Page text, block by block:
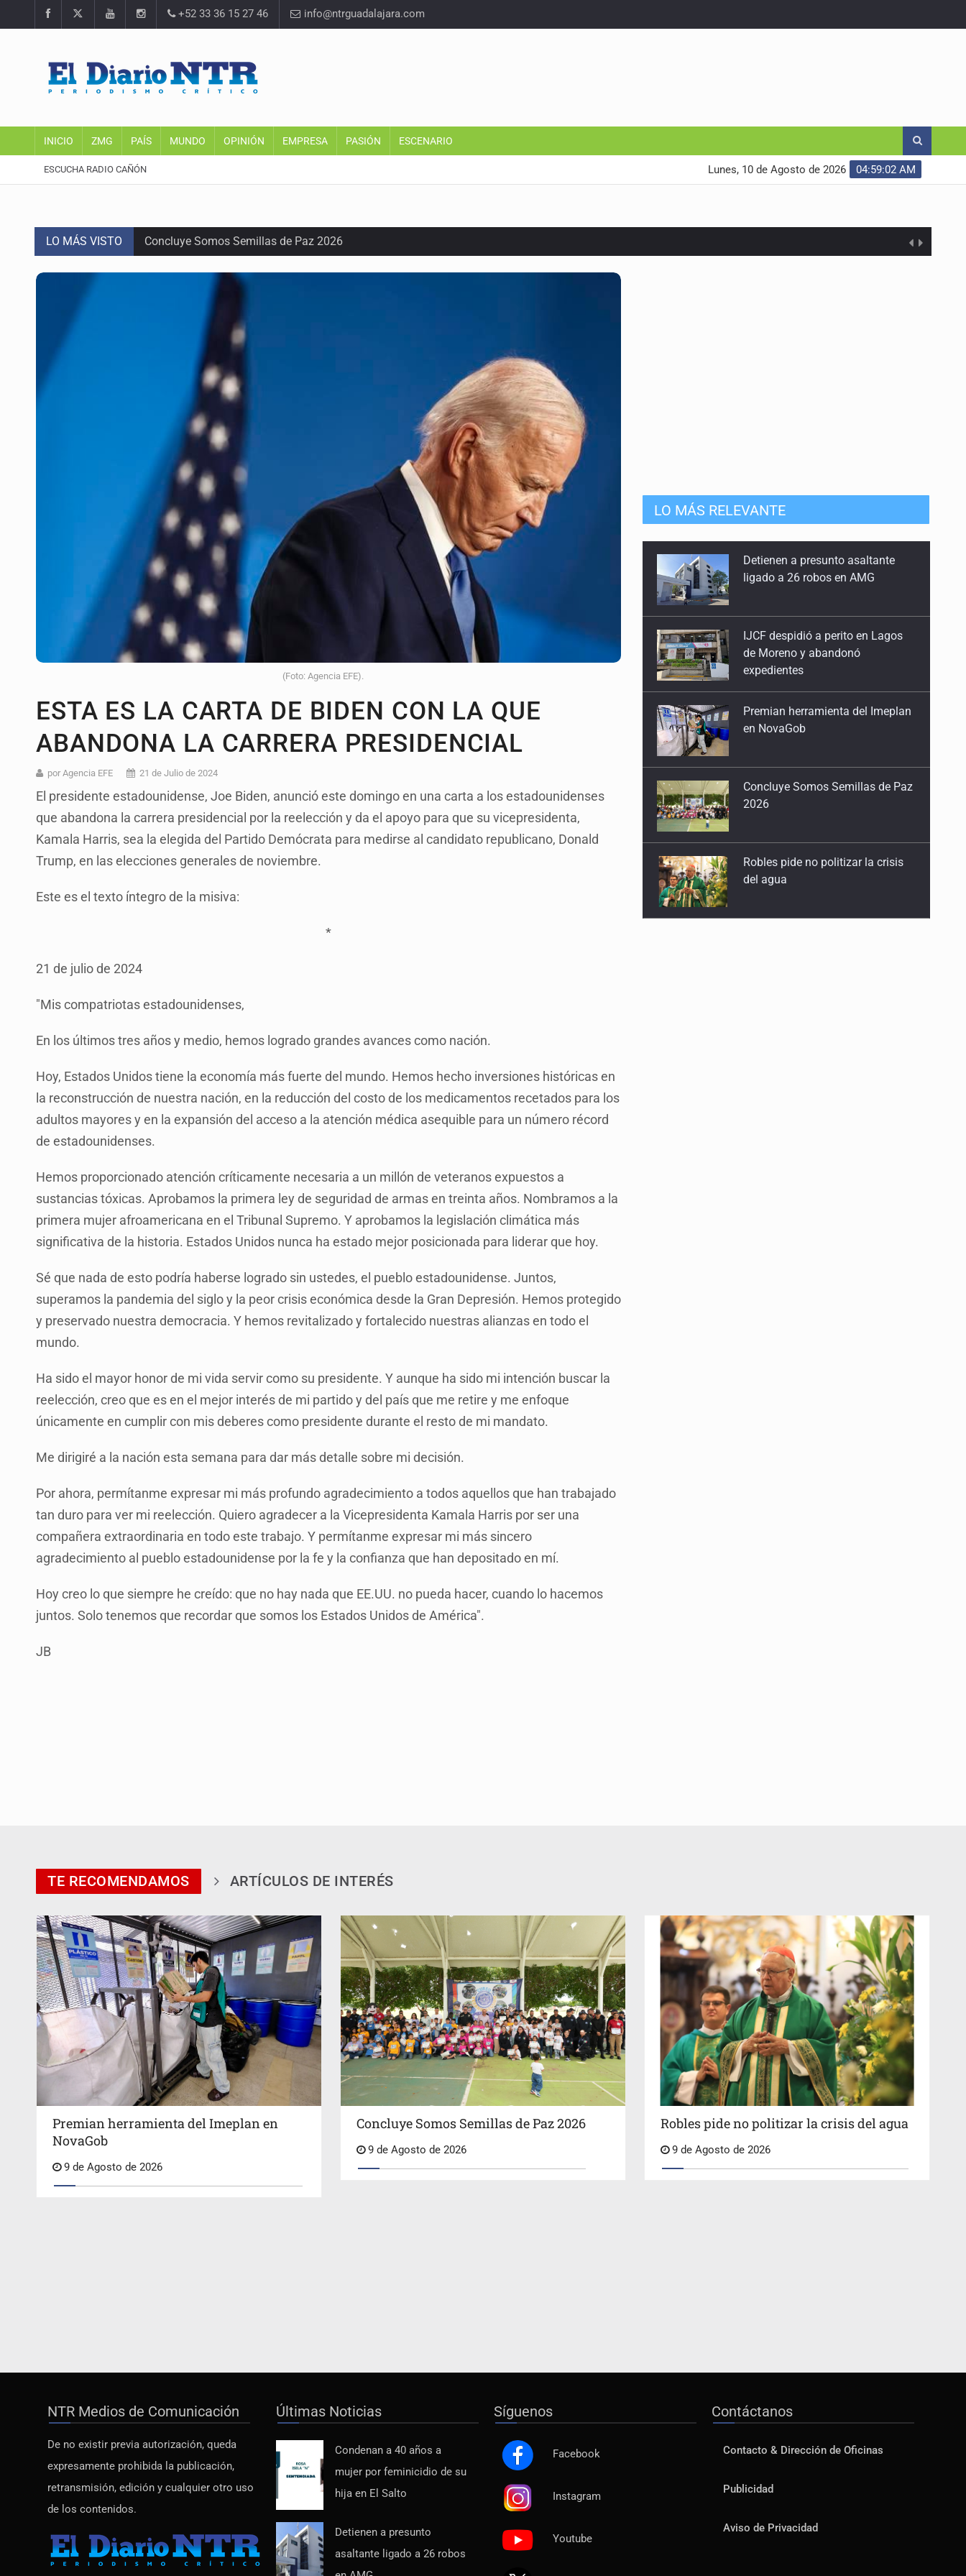
+52 33 36 15 27 46 info@ntrguadalajara.com
INICIO ZMG PAÍS MUNDO OPINIÓN EMPRESA PASIÓN ESCENARIO
ESCUCHA RADIO CAÑÓN 04:59:03 AM
Lunes, 10 de Agosto de 2026
LO MÁS VISTO Concluye Somos Semillas de Paz 2026
Robles pide no politizar la crisis del agua
IJCF despidió a perito en Lagos de Moreno y abandonó expedientes
México sub 20 es campeón tras derrotar 2-0 a Estados Unidos en el Azteca
Detienen a presunto asaltante ligado a 26 robos en AMG
Fallece Don Nelson, quíntuple campeón NBA, a los 86 años
Netanyahu rechaza plan de Trump para Gaza
Detienen a 28 personas y aseguran arsenal durante operativo en Mazatlán
Premian herramienta del Imeplan en NovaGob
(Foto: Agencia EFE).
ESTA ES LA CARTA DE BIDEN CON LA QUE
ABANDONA LA CARRERA PRESIDENCIAL
por Agencia EFE 21 de Julio de 2024
El presidente estadounidense, Joe Biden, anunció este domingo en una carta a los estadounidenses
que abandona la carrera presidencial por la reelección y da el apoyo para que su vicepresidenta,
Kamala Harris, sea la elegida del Partido Demócrata para medirse al candidato republicano, Donald
Trump, en las elecciones generales de noviembre.
Este es el texto íntegro de la misiva:
*
21 de julio de 2024
"Mis compatriotas estadounidenses,
En los últimos tres años y medio, hemos logrado grandes avances como nación.
Hoy, Estados Unidos tiene la economía más fuerte del mundo. Hemos hecho inversiones históricas en
la reconstrucción de nuestra nación, en la reducción del costo de los medicamentos recetados para los
adultos mayores y en la expansión del acceso a la atención médica asequible para un número récord
de estadounidenses.
Hemos proporcionado atención críticamente necesaria a un millón de veteranos expuestos a
sustancias tóxicas. Aprobamos la primera ley de seguridad de armas en treinta años. Nombramos a la
primera mujer afroamericana en el Tribunal Supremo. Y aprobamos la legislación climática más
significativa de la historia. Estados Unidos nunca ha estado mejor posicionada para liderar que hoy.
Sé que nada de esto podría haberse logrado sin ustedes, el pueblo estadounidense. Juntos,
superamos la pandemia del siglo y la peor crisis económica desde la Gran Depresión. Hemos protegido
y preservado nuestra democracia. Y hemos revitalizado y fortalecido nuestras alianzas en todo el
mundo.
Ha sido el mayor honor de mi vida servir como su presidente. Y aunque ha sido mi intención buscar la
reelección, creo que es en el mejor interés de mi partido y del país que me retire y me enfoque
únicamente en cumplir con mis deberes como presidente durante el resto de mi mandato.
Me dirigiré a la nación esta semana para dar más detalle sobre mi decisión.
Por ahora, permítanme expresar mi más profundo agradecimiento a todos aquellos que han trabajado
tan duro para ver mi reelección. Quiero agradecer a la Vicepresidenta Kamala Harris por ser una
compañera extraordinaria en todo este trabajo. Y permítanme expresar mi más sincero
agradecimiento al pueblo estadounidense por la fe y la confianza que han depositado en mí.
Hoy creo lo que siempre he creído: que no hay nada que EE.UU. no pueda hacer, cuando lo hacemos
juntos. Solo tenemos que recordar que somos los Estados Unidos de América".
JB
LO MÁS RELEVANTE
Detienen a presunto asaltante
ligado a 26 robos en AMG
IJCF despidió a perito en Lagos
de Moreno y abandonó
expedientes
Premian herramienta del Imeplan
en NovaGob
Concluye Somos Semillas de Paz
2026
Robles pide no politizar la crisis
del agua
TE RECOMENDAMOS ARTÍCULOS DE INTERÉS
Premian herramienta del Imeplan en
NovaGob
9 de Agosto de 2026
Concluye Somos Semillas de Paz 2026
9 de Agosto de 2026
Robles pide no politizar la crisis del agua
9 de Agosto de 2026
NTR Medios de Comunicación
De no existir previa autorización, queda
expresamente prohibida la publicación,
retransmisión, edición y cualquier otro uso
de los contenidos.
Últimas Noticias
Condenan a 40 años a
mujer por feminicidio de su
hija en El Salto
Detienen a presunto
asaltante ligado a 26 robos
Síguenos
Facebook
Instagram
Youtube
Contáctanos
Contacto & Dirección de Oficinas
Publicidad
Aviso de Privacidad